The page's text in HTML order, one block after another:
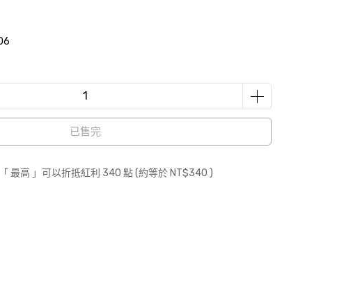
已售完
最高 」可以折抵紅利 340 點 (約等於 NT$340 )